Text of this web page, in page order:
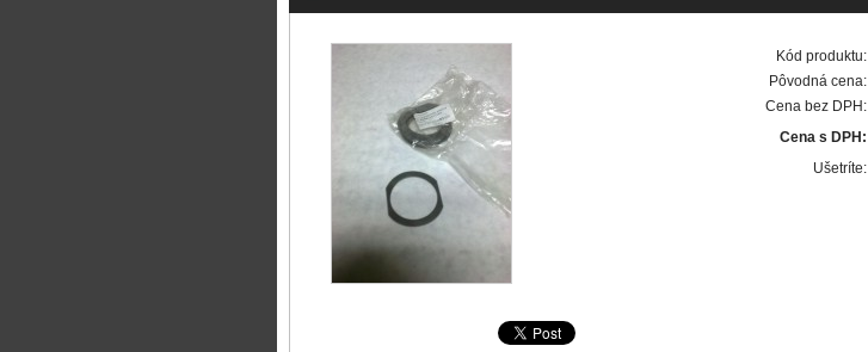
Kód produktu:
Pôvodná cena:
Cena bez DPH:
Cena s DPH:
Ušetríte: